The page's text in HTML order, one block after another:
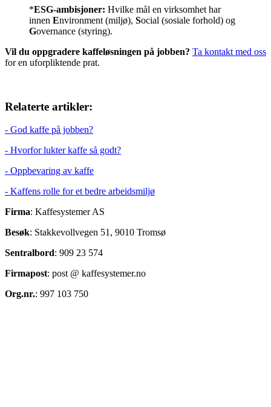
*ESG‑ambisjoner: Hvilke mål en virksomhet har
innen Environment (miljø), Social (sosiale forhold) og
Governance (styring).
Vil du oppgradere kaffeløsningen på jobben? Ta kontakt med oss
for en uforpliktende prat.
Relaterte artikler:
- God kaffe på jobben?
- Hvorfor lukter kaffe så godt?
- Oppbevaring av kaffe
- Kaffens rolle for et bedre arbeidsmiljø
Firma: Kaffesystemer AS
Besøk: Stakkevollvegen 51, 9010 Tromsø
Sentralbord: 909 23 574
Firmapost: post @ kaffesystemer.no
Org.nr.: 997 103 750